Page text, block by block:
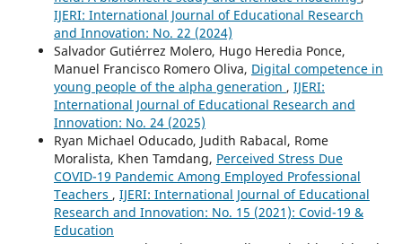
IJERI: International Journal of Educational Research
and Innovation: No. 22 (2024)
Salvador Gutiérrez Molero, Hugo Heredia Ponce,
Manuel Francisco Romero Oliva, Digital competence in
young people of the alpha generation , IJERI:
International Journal of Educational Research and
Innovation: No. 24 (2025)
Ryan Michael Oducado, Judith Rabacal, Rome
Moralista, Khen Tamdang, Perceived Stress Due
COVID-19 Pandemic Among Employed Professional
Teachers , IJERI: International Journal of Educational
Research and Innovation: No. 15 (2021): Covid-19 &
Education